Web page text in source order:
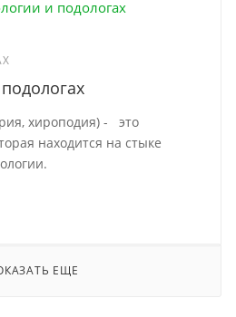
хироподия) - это
находится на стыке
ЕЩЕ